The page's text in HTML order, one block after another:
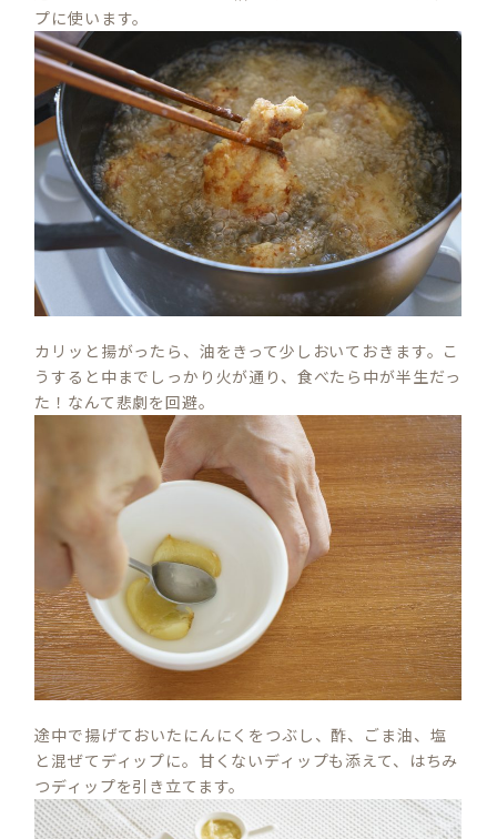
プに使います。
カリッと揚がったら、油をきって少しおいておきます。こ
うすると中までしっかり火が通り、食べたら中が半生だっ
た！なんて悲劇を回避。
途中で揚げておいたにんにくをつぶし、酢、ごま油、塩
と混ぜてディップに。甘くないディップも添えて、はちみ
つディップを引き立てます。
S
E
A
R
C
H